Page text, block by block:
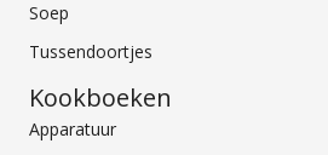
Soep
Tussendoortjes
Kookboeken
Apparatuur